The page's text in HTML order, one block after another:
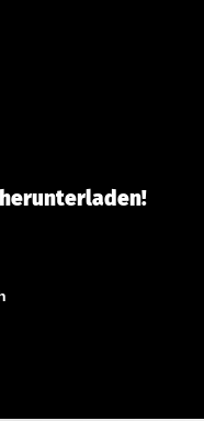
herunterladen!